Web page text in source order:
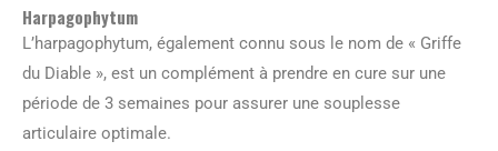
Harpagophytum
L’harpagophytum, également connu sous le nom de « Griffe
du Diable », est un complément à prendre en cure sur une
période de 3 semaines pour assurer une souplesse
articulaire optimale.